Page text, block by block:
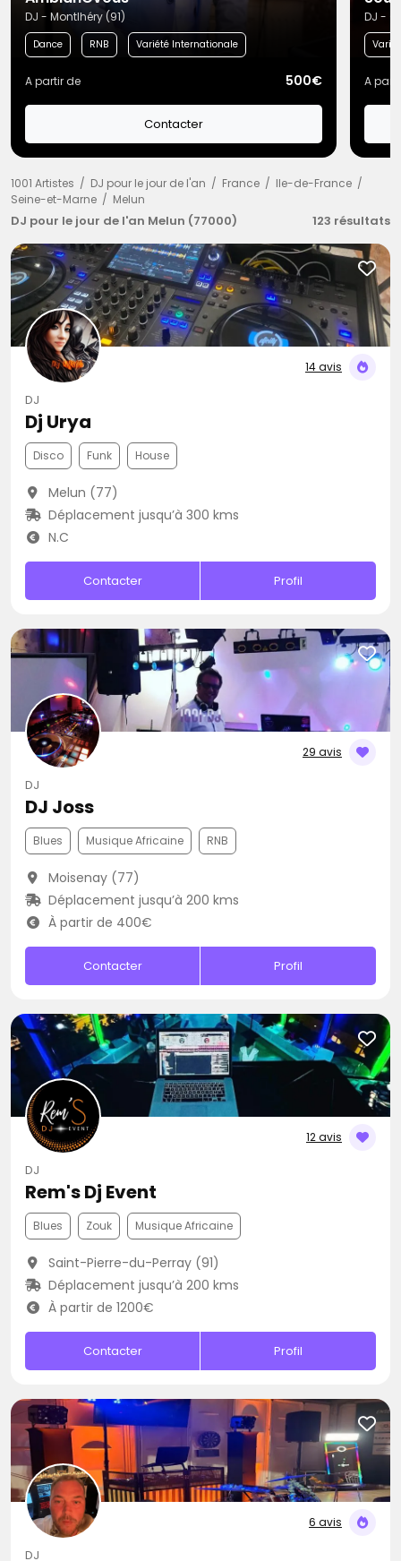
DJ - Montlhéry (91)
Dance RNB Variété Internationale
A partir de 500€
Contacter
DJ -
A
1001 Artistes DJ pour le jour de l'an France
Ile-de-France
Seine-et-Marne
Melun
DJ pour le jour de l'an Melun (77000) 123 résultats
14 avis
DJ
Dj Urya
Disco Funk House
Melun (77)
Déplacement jusqu’à 300 kms
N.C
Contacter Profil
29 avis
DJ
DJ Joss
Blues Musique Africaine RNB
Moisenay (77)
Déplacement jusqu’à 200 kms
À partir de 400€
Contacter Profil
12 avis
DJ
Rem's Dj Event
Blues Zouk Musique Africaine
Saint-Pierre-du-Perray (91)
Déplacement jusqu’à 200 kms
À partir de 1200€
Contacter Profil
6 avis
DJ